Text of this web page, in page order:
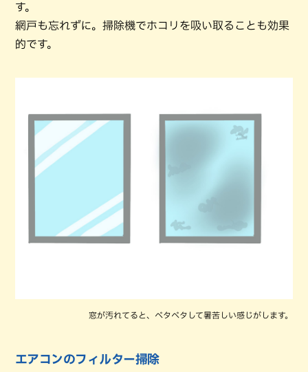
す。
網戸も忘れずに。掃除機でホコリを吸い取ることも効果
的です。
窓が汚れてると、ベタベタして暑苦しい感じがします。
エアコンのフィルター掃除